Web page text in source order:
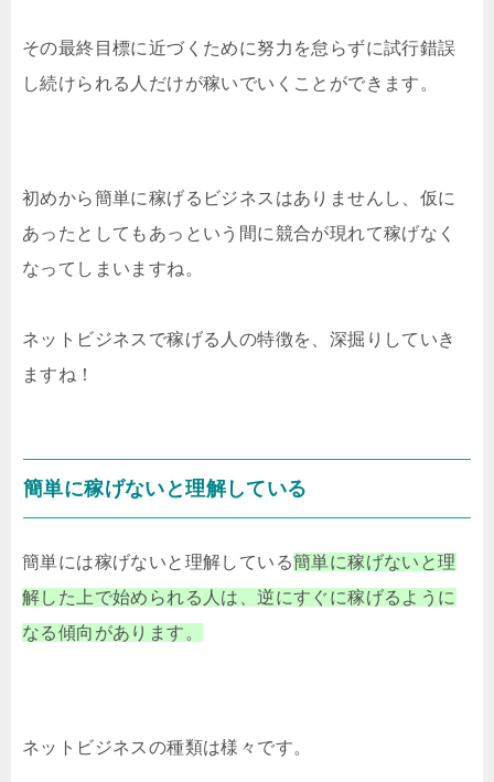
その最終目標に近づくために努力を怠らずに試行錯誤
し続けられる人だけが稼いでいくことができます。
初めから簡単に稼げるビジネスはありませんし、仮に
あったとしてもあっという間に競合が現れて稼げなく
なってしまいますね。
ネットビジネスで稼げる人の特徴を、深掘りしていき
ますね！
簡単に稼げないと理解している
簡単には稼げないと理解している簡単に稼げないと理
解した上で始められる人は、逆にすぐに稼げるように
なる傾向があります。
ネットビジネスの種類は様々です。